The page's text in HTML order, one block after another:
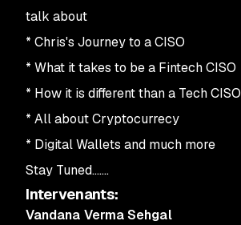
talk about
* Chris's Journey to a CISO
* What it takes to be a Fintech CISO
* How it is different than a Tech CISO
* All about Cryptocurrecy
* Digital Wallets and much more
Stay Tuned.......
Intervenants:
Vandana Verma Sehgal